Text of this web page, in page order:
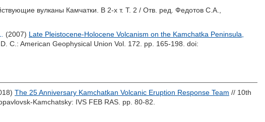
вулканы Камчатки. В 2-х т. Т. 2 / Отв. ред. Федотов С.А.
(2007) Late Pleistocene-Holocene Volcanism on the Kamchatka Peninsula,
C.: American Geophysical Union Vol. 172. pp. 165-198. doi:
The 25 Anniversary Kamchatkan Volcanic Eruption Response Team // 10th
Kamchatsky: IVS FEB RAS. pp. 80-82.